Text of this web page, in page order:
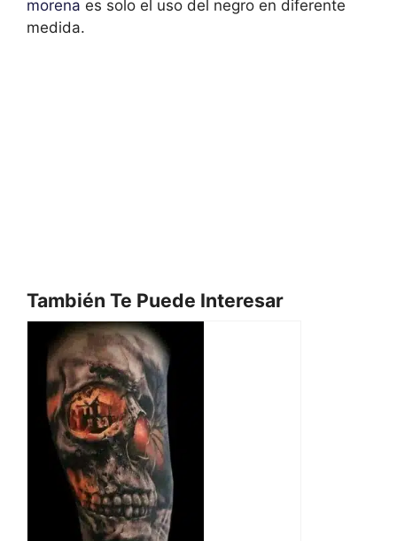
morena es solo el uso del negro en diferente
medida.
También Te Puede Interesar